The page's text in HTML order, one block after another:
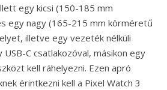
egy kicsi (150-185 mm
egy nagy (165-215 mm körméretű
illetve egy vezeték nélküli
C csatlakozóval, másikon egy
kell ráhelyezni. Ezen apró
érintkezni kell a Pixel Watch 3